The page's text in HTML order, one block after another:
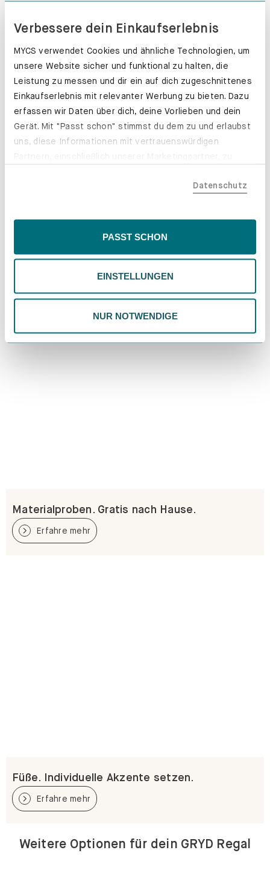
Verbessere dein Einkaufserlebnis
MYCS verwendet Cookies und ähnliche Technologien, um
unsere Website sicher und funktional zu halten, die
Leistung zu messen und dir ein auf dich zugeschnittenes
Einkaufserlebnis mit relevanter Werbung zu bieten. Dazu
erfassen wir Daten über dich, deine Vorlieben und dein
Gerät. Mit "Passt schon" stimmst du dem zu und erlaubst
uns, diese Informationen mit vertrauenswürdigen
der EU, beispielsweise in den USA, verarbeitet werden
Inhalte eingeschränkt sein könnten. Wähle
deiner Präferenzen. Du kannst deine Wahl jederzeit
ändern. Weitere Informationen findest du in unserer
Datenschutzrichtlinie.
Datenschutz
PASST SCHON
EINSTELLUNGEN
NUR NOTWENDIGE
Schubladenkästen. Stabil mit Stil.
Erfahre mehr
Materialproben. Gratis nach Hause.
Erfahre mehr
Füße. Individuelle Akzente setzen.
Erfahre mehr
Weitere Optionen für dein GRYD Regal